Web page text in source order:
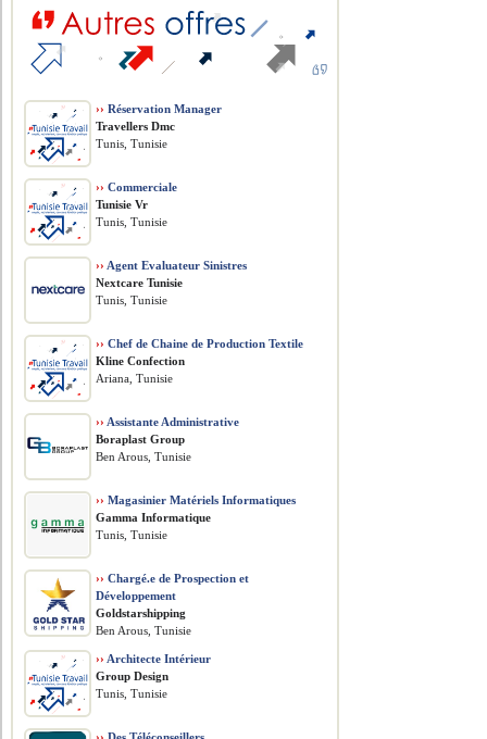
›› Réservation Manager
Travellers Dmc
Tunis, Tunisie
›› Commerciale
Tunisie Vr
Tunis, Tunisie
›› Agent Evaluateur Sinistres
Nextcare Tunisie
Tunis, Tunisie
›› Chef de Chaine de Production Textile
Kline Confection
Ariana, Tunisie
›› Assistante Administrative
Boraplast Group
Ben Arous, Tunisie
›› Magasinier Matériels Informatiques
Gamma Informatique
Tunis, Tunisie
›› Chargé.e de Prospection et
Développement
Goldstarshipping
Ben Arous, Tunisie
›› Architecte Intérieur
Group Design
Tunis, Tunisie